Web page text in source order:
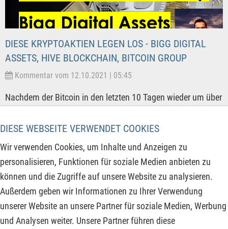
DIESE WEBSEITE VERWENDET COOKIES
Wir verwenden Cookies, um Inhalte und Anzeigen zu
personalisieren, Funktionen für soziale Medien anbieten zu
können und die Zugriffe auf unsere Website zu analysieren.
Außerdem geben wir Informationen zu Ihrer Verwendung
unserer Website an unsere Partner für soziale Medien, Werbung
und Analysen weiter. Unsere Partner führen diese
DIESE KRYPTOAKTIEN LEGEN LOS - BIGG DIGITAL
ASSETS, HIVE BLOCKCHAIN, BITCOIN GROUP
Kommentar vom 12.10.2021 | 05:45
Nachdem der Bitcoin in den letzten 10 Tagen wieder um über
notiert, werden nun langsam auch wieder die Kryptoaktien
interessant. Das ist gerade für jene Investoren gewichtig, die
keinen Zugang zu einer der Kryptobörsen haben und lieber
indirekt über Kryptoaktien den Marktzugang zu diesem
hochvolatilen Markt suchen. Drei Unternehmen werden heute
vorgestellt, darunter zwei Unternehmen mit eigenen Krypto-
Marktplätzen, die jeweils Platzhirsch in ihrem Land sind.